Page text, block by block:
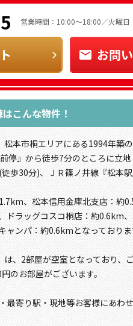
営業時間：10:00～18:00／火曜日
お問
はこんな物件！
本市桐エリアにある1994年築
停』から徒歩7分のところに立
歩30分)、ＪＲ篠ノ井線『松本
、松本信用金庫北支店：約
ドラッグコスコ桐店：約0.6km
ンパ：約0.6kmとなっておりま
、2部屋が空室となっており、
のお部屋がございます。
最寄り駅・現地等お客様にあわ